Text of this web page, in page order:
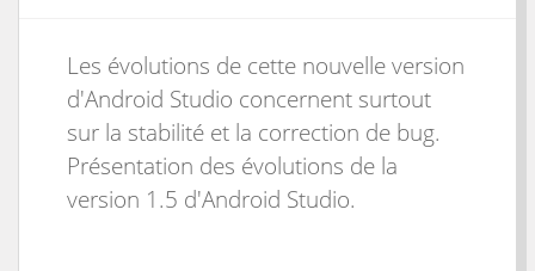
Les évolutions de cette nouvelle version
d'Android Studio concernent surtout
sur la stabilité et la correction de bug.
Présentation des évolutions de la
version 1.5 d'Android Studio.